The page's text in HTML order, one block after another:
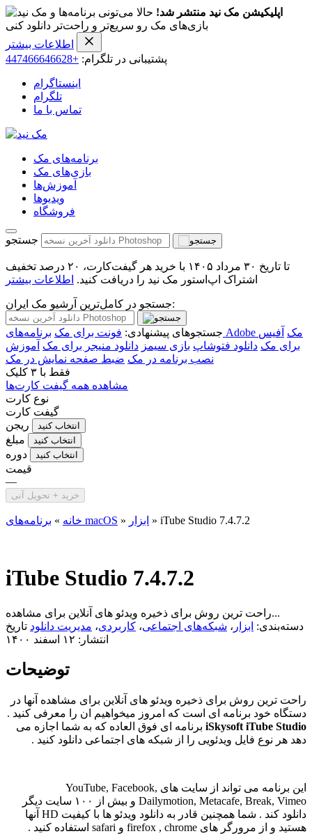
اپلیکیشن مک نید منتشر شد! حالا می‌تونی برنامه‌ها و
بازی‌های مک رو سریع‌تر و راحت‌تر دانلود کنی
اطلاعات بیشتر
پشتیبانی در تلگرام: +447466646628
اینستاگرام
تلگرام
تماس با ما
برنامه‌های مک
بازی‌های مک
آموزش‌ها
ویدیو‌ها
فروشگاه
جستجو
تا تاریخ ۳۰ مرداد ۱۴۰۵ با خرید هر گیفت‌کارت، ۲۰ درصد تخفیف
اشتراک اپ‌استور مک نید را دریافت کنید. اطلاعات بیشتر
جستجو در کامل‌ترین آرشیو مک ایران:
جستجوهای پیشنهادی: فونت برای مک برنامه‌های Adobe مک آفیس
برای مک دانلود فتوشاپ بازی سیمز دانلود منیجر برای مک آموزش
نصب برنامه در مک ضبط صفحه نمایش در مک
فقط با ۳ کلیک
مشاهده همه گیفت کارت‌ها
نوع کارت
گیفت کارت
ریجن
انتخاب کنید
مبلغ انتخاب کنید
دوره انتخاب کنید
قیمت
—
خرید + تحویل آنی
خانه » برنامه‌های macOS » ابزار » iTube Studio 7.4.7.2
iTube Studio 7.4.7.2
راحت ترین روش برای ذخیره ویدئو های آنلاین برای مشاهده...
دسته‌بندی: ابزار ، شبکه‌های اجتماعی، کاربردی، مدیریت دانلود تاریخ
انتشار: ۱۲ اسفند ۱۴۰۰
توضیحات
راحت ترین روش برای ذخیره ویدئو های آنلاین برای مشاهده آنها در
دستگاه خود برنامه ای است که امروز میخواهیم ان را معرفی کنید .
iSkysoft iTube Studio برنامه ای فوق العاده که به شما اجازه می
دهد هر نوع فایل ویدئویی را از شبکه های اجتماعی دانلود کنید .
این برنامه می تواند از سایت های YouTube, Facebook,
Dailymotion, Metacafe, Break, Vimeo و بیش از ۱۰۰ سایت دیگر
دانلود کند . شما همچنین قادر به دانلود ویدئو ها با کیفیت HD آنها
هستید و از مرورگر های firefox , chrome و safari استفاده کنید .